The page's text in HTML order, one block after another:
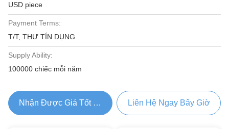
USD piece
Payment Terms:
T/T, THƯ TÍN DỤNG
Supply Ability:
100000 chiếc mỗi năm
Nhận Được Giá Tốt Nhất Liên Hệ Ngay Bây Giờ